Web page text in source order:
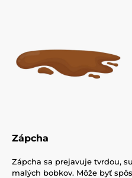
Zápcha
Zápcha sa prejavuje tvrdou,
malých bobkov. Môže byť